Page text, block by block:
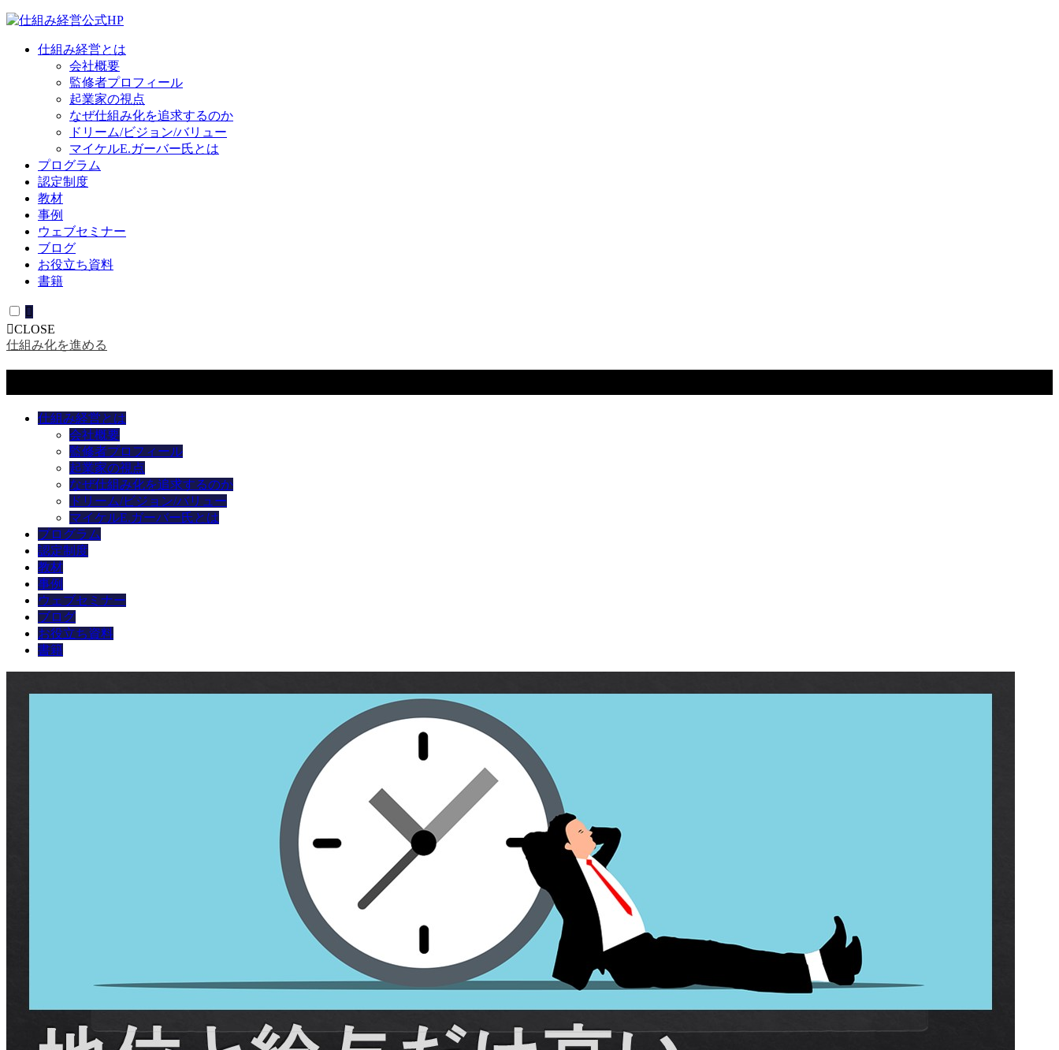
仕組み経営とは
会社概要
監修者プロフィール
起業家の視点
なぜ仕組み化を追求するのか
ドリーム/ビジョン/バリュー
マイケルE.ガーバー氏とは
プログラム
認定制度
教材
事例
ウェブセミナー
ブログ
お役立ち資料
書籍
CLOSE
仕組み化を進める
仕組み経営とは
会社概要
監修者プロフィール
起業家の視点
なぜ仕組み化を追求するのか
ドリーム/ビジョン/バリュー
マイケルE.ガーバー氏とは
プログラム
認定制度
教材
事例
ウェブセミナー
ブログ
お役立ち資料
書籍